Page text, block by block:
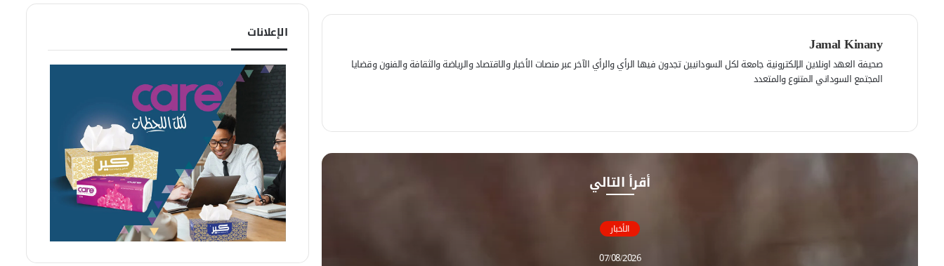
Jamal Kinany
صحيفة العهد اونلاين الإلكترونية جامعة لكل السودانيين تجدون فيها الرأي والرأي الآخر عبر منصات الأخبار والاقتصاد والرياضة والثقافة والفنون وقضايا
المجتمع السوداني المتنوع والمتعدد
و
ق
س
ب
أقرأ التالي
الأخبار
07/08/2026
الإعلانات